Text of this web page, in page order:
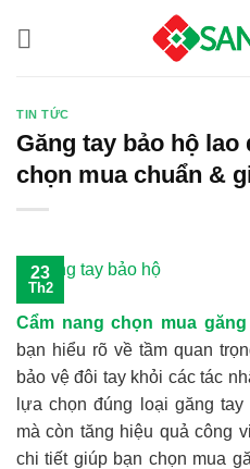
TIN TỨC
Găng tay bảo hộ lao
chọn mua chuẩn &
23
Th2
Cẩm nang chọn mua
bạn hiểu rõ về tầm quan
bảo vệ đôi tay khỏi các tác
lựa chọn đúng loại găng
mà còn tăng hiệu quả công
chi tiết giúp bạn chọn mua